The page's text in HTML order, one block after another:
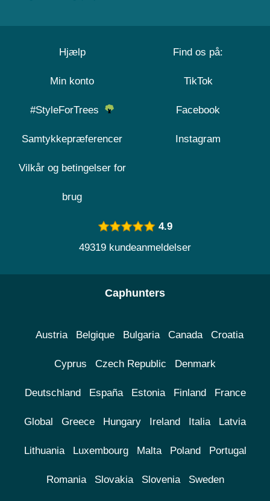
Hjælp
Min konto
#StyleForTrees
Samtykkepræferencer
Vilkår og betingelser for
brug
Find os på:
TikTok
Facebook
Instagram
4.9
49319 kundeanmeldelser
Caphunters
Austria Belgique Bulgaria Canada Croatia
Cyprus Czech Republic Denmark
Deutschland España Estonia Finland France
Global Greece Hungary Ireland Italia Latvia
Lithuania Luxembourg Malta Poland Portugal
Romania Slovakia Slovenia Sweden